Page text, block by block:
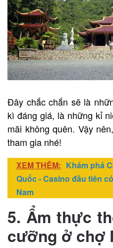
Đây chắc chắn sẽ là
kì đáng giá, là những kỉ
mãi không quên. Vậy
tham gia nhé!
XEM THÊM: Khám phá
Quốc - Casino đầu tiên
Nam
5. Ẩm thực
cưỡng ở chợ